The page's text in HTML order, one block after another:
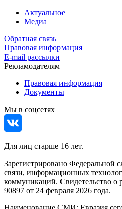
Актуальное
Медиа
Обратная связь
Правовая информация
E-mail рассылки
Рекламодателям
Правовая информация
Документы
Мы в соцсетях
Для лиц старше 16 лет.
Зарегистрировано Федеральной
связи, информационных
коммуникаций. Свидетельство
90897 от 24 февраля 2026 года.